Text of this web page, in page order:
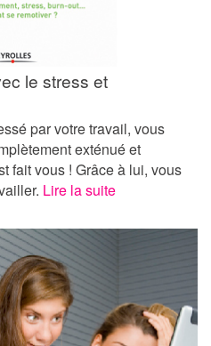
le stress et
par votre travail, vous
exténué et
fait vous ! Grâce à lui, vous
Lire la suite